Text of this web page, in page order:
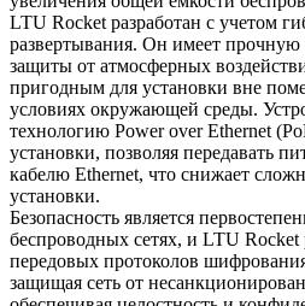
LTU Rocket разработан с учетом
развертывания. Он имеет
защиты от атмосферных
пригодным для установки вне
условиях окружающей среды.
технологию Power over Ethernet
установки, позволяя передавать
кабелю Ethernet, что снижает
установки.
Безопасность является
беспроводных сетях, и LTU
передовых протоколов
защищая сеть от